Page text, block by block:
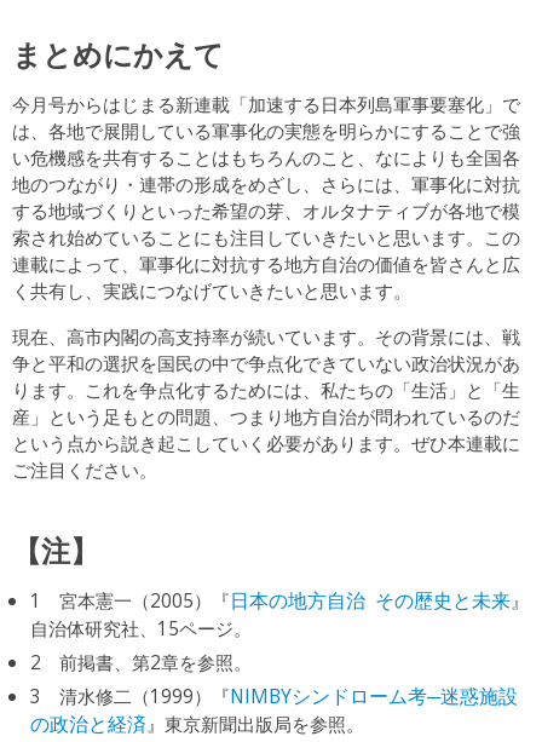
まとめにかえて
今月号からはじまる新連載「加速する日本列島軍事要塞化」で
は、各地で展開している軍事化の実態を明らかにすることで強
い危機感を共有することはもちろんのこと、なによりも全国各
地のつながり・連帯の形成をめざし、さらには、軍事化に対抗
する地域づくりといった希望の芽、オルタナティブが各地で模
索され始めていることにも注目していきたいと思います。この
連載によって、軍事化に対抗する地方自治の価値を皆さんと広
く共有し、実践につなげていきたいと思います。
現在、高市内閣の高支持率が続いています。その背景には、戦
争と平和の選択を国民の中で争点化できていない政治状況があ
ります。これを争点化するためには、私たちの「生活」と「生
産」という足もとの問題、つまり地方自治が問われているのだ
という点から説き起こしていく必要があります。ぜひ本連載に
ご注目ください。
【注】
1 宮本憲一（2005）『日本の地方自治 その歴史と未来』
自治体研究社、15ページ。
2 前掲書、第2章を参照。
3 清水修二（1999）『NIMBYシンドローム考─迷惑施設
の政治と経済』東京新聞出版局を参照。